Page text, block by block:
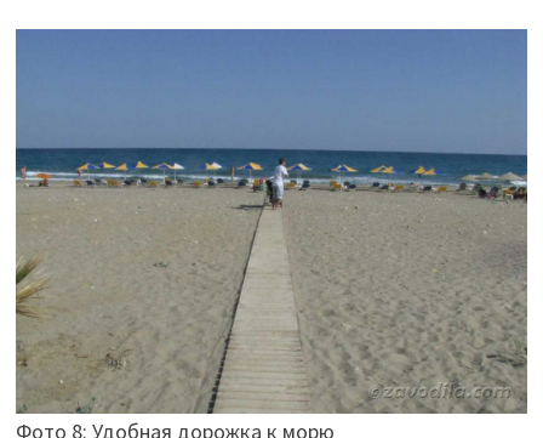
Фото 8: Удобная дорожка к морю